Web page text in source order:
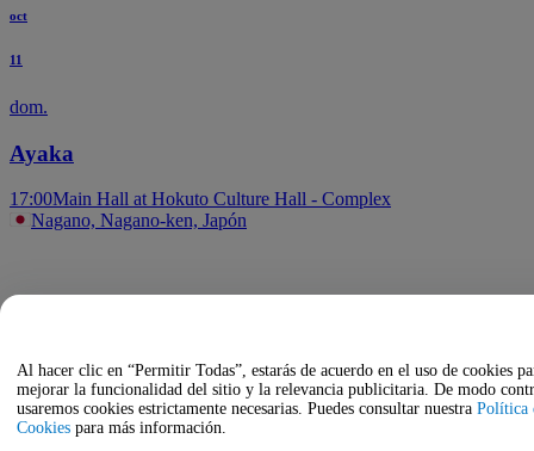
oct
11
dom.
Ayaka
17:00Main Hall at Hokuto Culture Hall - Complex
Nagano, Nagano-ken, Japón
Al hacer clic en “Permitir Todas”, estarás de acuerdo en el uso de cookies
mejorar la funcionalidad del sitio y la relevancia publicitaria. De modo
usaremos cookies estrictamente necesarias. Puedes consultar nuestra Política
Cookies para más información.